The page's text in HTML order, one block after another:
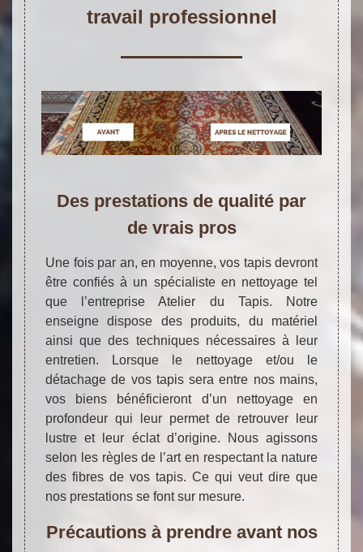
travail professionnel
Des prestations de qualité par
de vrais pros
Une fois par an, en moyenne, vos tapis devront
être confiés à un spécialiste en nettoyage tel
que l’entreprise Atelier du Tapis. Notre
enseigne dispose des produits, du matériel
ainsi que des techniques nécessaires à leur
entretien. Lorsque le nettoyage et/ou le
détachage de vos tapis sera entre nos mains,
vos biens bénéficieront d’un nettoyage en
profondeur qui leur permet de retrouver leur
lustre et leur éclat d’origine. Nous agissons
selon les règles de l’art en respectant la nature
des fibres de vos tapis. Ce qui veut dire que
nos prestations se font sur mesure.
Précautions à prendre avant nos